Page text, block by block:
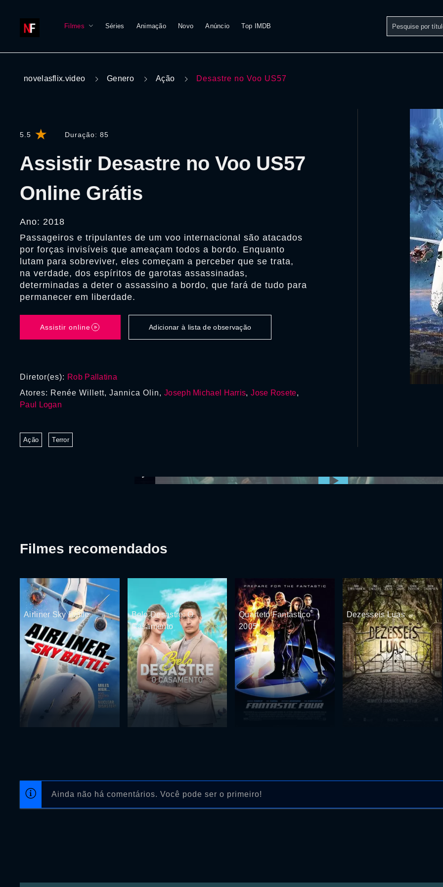
Filmes Séries Animação Novo Anúncio Top IMDB
novelasflix.video Genero Ação Desastre no Voo US57
5.5 Duração: 85
Assistir Desastre no Voo US57
Online Grátis
Ano: 2018
Passageiros e tripulantes de um voo internacional são atacados
por forças invisíveis que ameaçam todos a bordo. Enquanto
lutam para sobreviver, eles começam a perceber que se trata,
na verdade, dos espíritos de garotas assassinadas,
determinadas a deter o assassino a bordo, que fará de tudo para
permanecer em liberdade.
Assistir online Adicionar à lista de observação
Diretor(es): Rob Pallatina
Atores: Renée Willett, Jannica Olin, Joseph Michael Harris,Jose Rosete,
Paul Logan
Ação Terror
Ainda não há comentários. Você pode ser o primeiro!
Filmes recomendados
Airliner Sky Battle
Belo Desastre: O
Casamento
Quarteto Fantástico
2005
Dezesseis Luas